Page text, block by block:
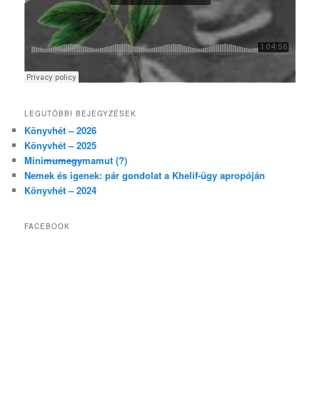
LEGUTÓBBI BEJEGYZÉSEK
Könyvhét – 2026
Könyvhét – 2025
Minimumegymamut (?)
Nemek és igenek: pár gondolat a Khelif-ügy apropóján
Könyvhét – 2024
FACEBOOK